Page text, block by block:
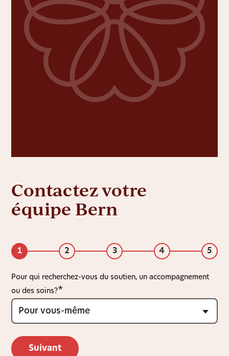
Contactez votre
équipe Bern
1 2 3 4 5
Pour qui recherchez-vous du soutien, un accompagnement
ou des soins?